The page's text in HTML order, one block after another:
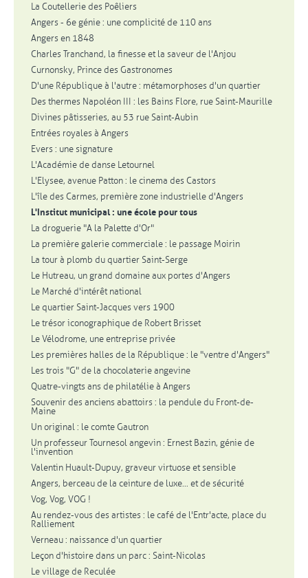
La Coutellerie des Poêliers
Angers - 6e génie : une complicité de 110 ans
Angers en 1848
Charles Tranchand, la finesse et la saveur de l'Anjou
Curnonsky, Prince des Gastronomes
D'une République à l'autre : métamorphoses d'un quartier
Des thermes Napoléon III : les Bains Flore, rue Saint-Maurille
Divines pâtisseries, au 53 rue Saint-Aubin
Entrées royales à Angers
Evers : une signature
L'Académie de danse Letournel
L'Elysee, avenue Patton : le cinema des Castors
L'île des Carmes, première zone industrielle d'Angers
L'Institut municipal : une école pour tous
La droguerie "A la Palette d'Or"
La première galerie commerciale : le passage Moirin
La tour à plomb du quartier Saint-Serge
Le Hutreau, un grand domaine aux portes d'Angers
Le Marché d'intérêt national
Le quartier Saint-Jacques vers 1900
Le trésor iconographique de Robert Brisset
Le Vélodrome, une entreprise privée
Les premières halles de la République : le "ventre d'Angers"
Les trois "G" de la chocolaterie angevine
Quatre-vingts ans de philatélie à Angers
Souvenir des anciens abattoirs : la pendule du Front-de-
Maine
Un original : le comte Gautron
Un professeur Tournesol angevin : Ernest Bazin, génie de
l'invention
Valentin Huault-Dupuy, graveur virtuose et sensible
Angers, berceau de la ceinture de luxe... et de sécurité
Vog, Vog, VOG !
Au rendez-vous des artistes : le café de l'Entr'acte, place du
Ralliement
Verneau : naissance d'un quartier
Leçon d'histoire dans un parc : Saint-Nicolas
Le village de Reculée